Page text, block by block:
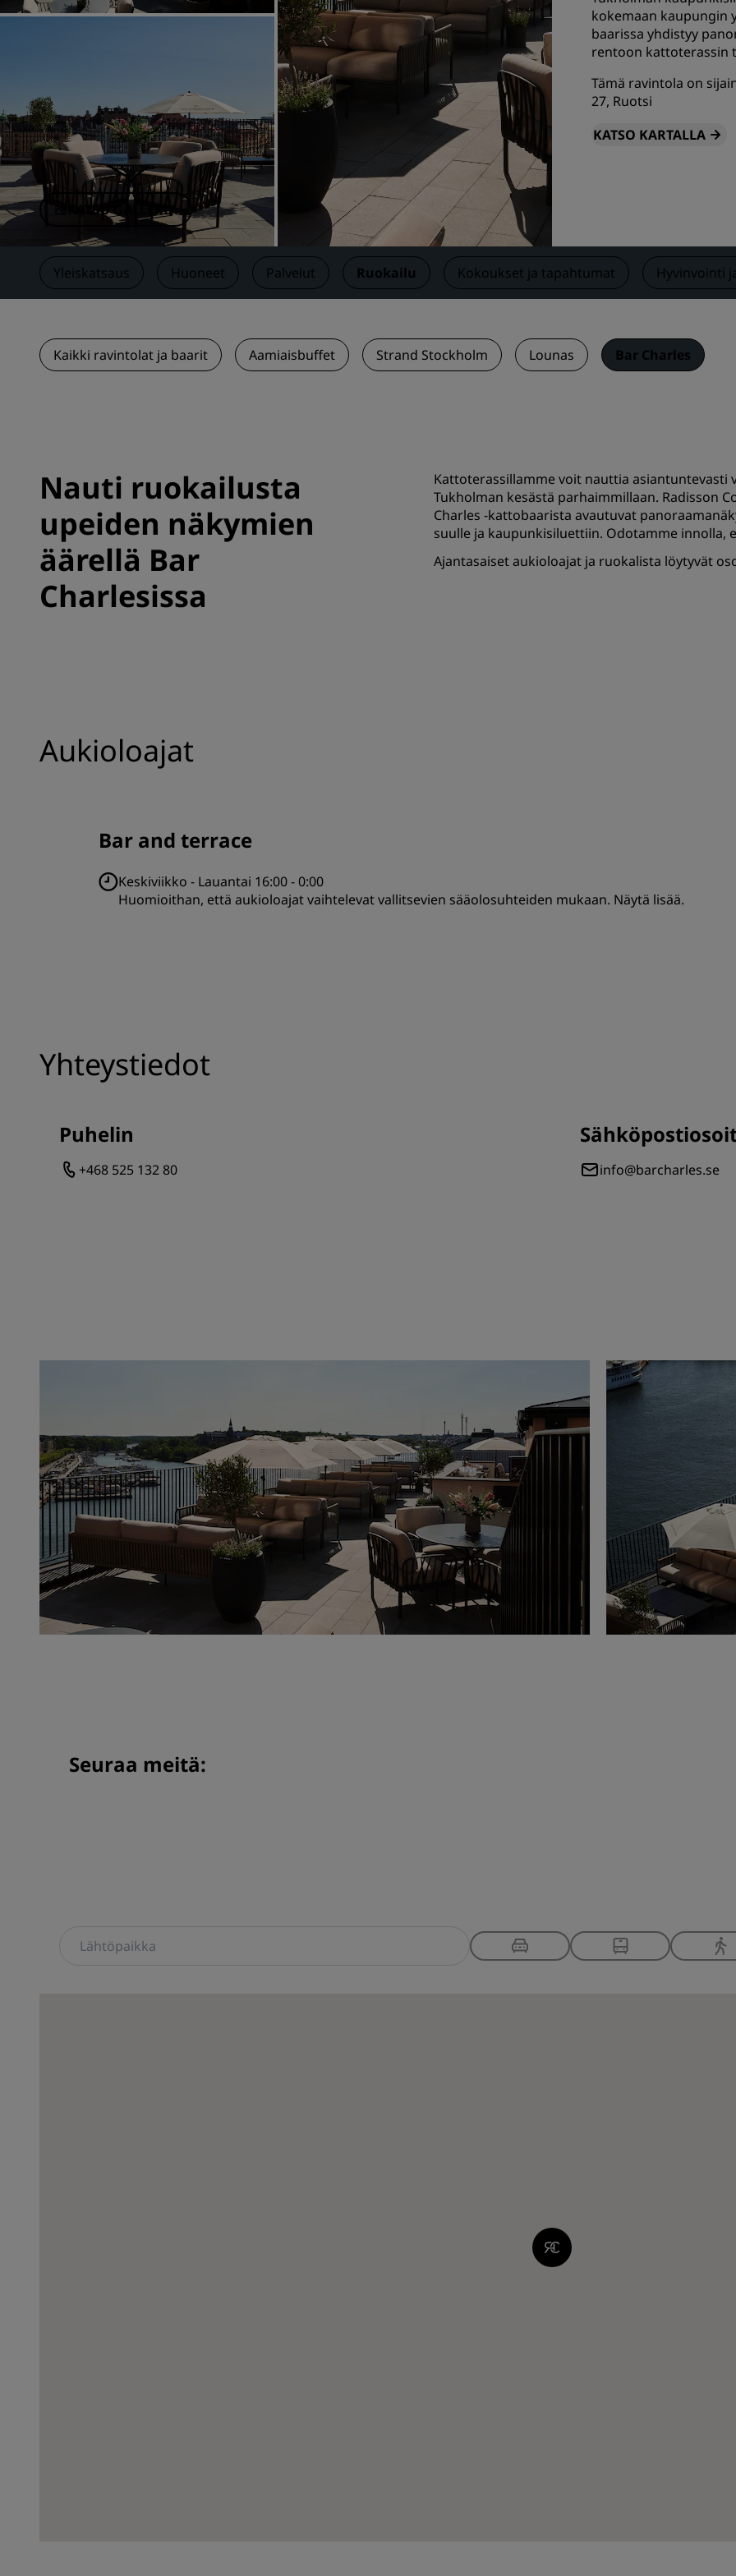
Pyydä tarjous
Tapahtumakohteet
Digitaaliset palvelut
KATSO GALLERIA
kokemaan kaupungin
baarissa yhdistyy
rentoon kattoterassin
Tämä ravintola on
27, Ruotsi
KATSO KARTALLA
Yleiskatsaus Huoneet Palvelut Ruokailu Kokoukset ja tapahtumat Hyvinvointi
Kaikki ravintolat ja baarit Aamiaisbuffet Strand Stockholm Lounas Bar Charles
Nauti ruokailusta
upeiden näkymien
äärellä Bar
Charlesissa
Kattoterassillamme voit nauttia
Tukholman kesästä parhaimmillaan. Radisson
Charles -kattobaarista avautuvat
suulle ja kaupunkisiluettiin. Odotamme innolla,
Ajantasaiset aukioloajat ja ruokalista löytyvät
Aukioloajat
Bar and terrace
Keskiviikko - Lauantai 16:00 - 0:00
Huomioithan, että aukioloajat vaihtelevat vallitsevien sääolosuhteiden mukaan. Näytä lisää.
Yhteystiedot
Puhelin
+468 525 132 80 info@barcharles.se
Seuraa meitä: